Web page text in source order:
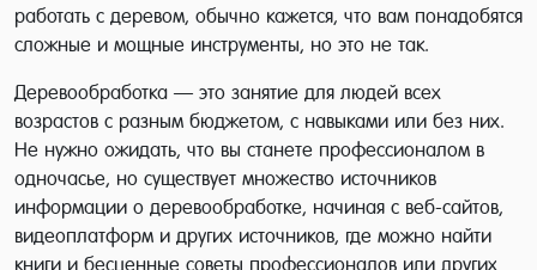
работать с деревом, обычно кажется, что вам понадобятся
сложные и мощные инструменты, но это не так.
Деревообработка — это занятие для людей всех
возрастов с разным бюджетом, с навыками или без них.
Не нужно ожидать, что вы станете профессионалом в
одночасье, но существует множество источников
информации о деревообработке, начиная с веб-сайтов,
видеоплатформ и других источников, где можно найти
книги и бесценные советы профессионалов или других